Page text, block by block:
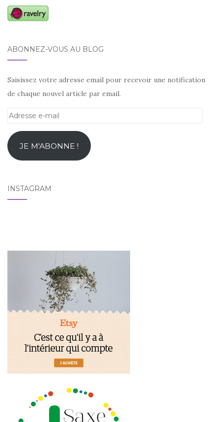
ABONNEZ-VOUS AU BLOG
Saisissez votre adresse email pour recevoir une notification
de chaque nouvel article par email.
Adresse
mailJE M'ABONNE !
INSTAGRAM